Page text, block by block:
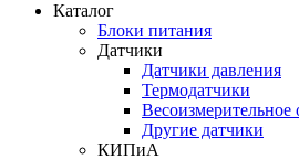
Каталог
Блоки питания
Датчики
Датчики давления
Термодатчики
Весоизмерительное
Другие датчики
КИПиА